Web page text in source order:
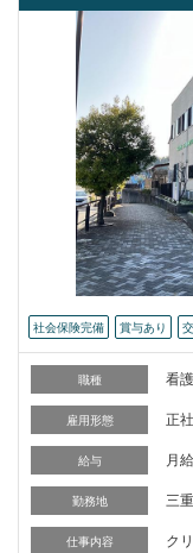
社会保険完備 賞与あり
職種 看
雇用形態 正
給与 月
勤務地 三
仕事内容
ク